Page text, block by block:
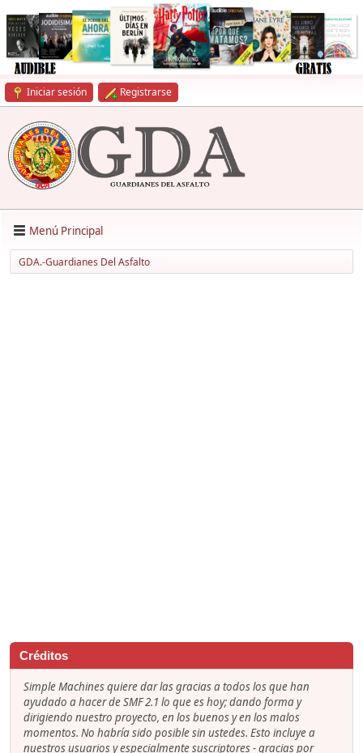
Iniciar sesión Registrarse
Menú Principal
GDA.-Guardianes Del Asfalto
Créditos
Simple Machines quiere dar las gracias a todos los que han
ayudado a hacer de SMF 2.1 lo que es hoy; dando forma y
dirigiendo nuestro proyecto, en los buenos y en los malos
momentos. No habría sido posible sin ustedes. Esto incluye a
nuestros usuarios y especialmente suscriptores - gracias por